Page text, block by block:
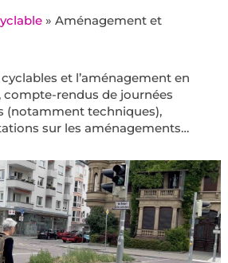
» Aménagement et
et l’aménagement en
compte-rendus de journées
(notamment techniques),
sur les aménagements…